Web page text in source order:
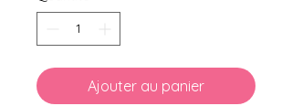
Ajouter au panier